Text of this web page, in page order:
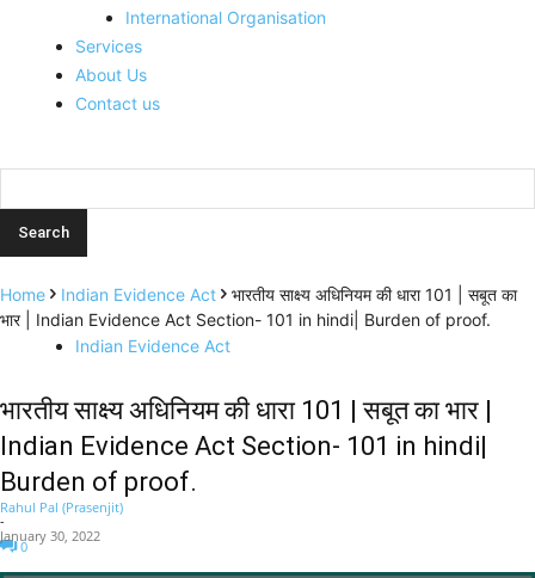
International Organisation
Services
About Us
Contact us
Home Indian Evidence Act
भारतीय साक्ष्य अधिनियम की धारा 101 | सबूत का
भार | Indian Evidence Act Section- 101 in hindi| Burden of proof.
Indian Evidence Act
भारतीय साक्ष्य अधिनियम की धारा 101 | सबूत का भार |
Indian Evidence Act Section- 101 in hindi|
Burden of proof.
Rahul Pal (Prasenjit)
-
January 30, 2022
0